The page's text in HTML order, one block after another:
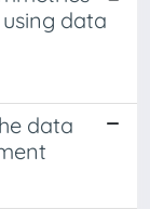
data
data